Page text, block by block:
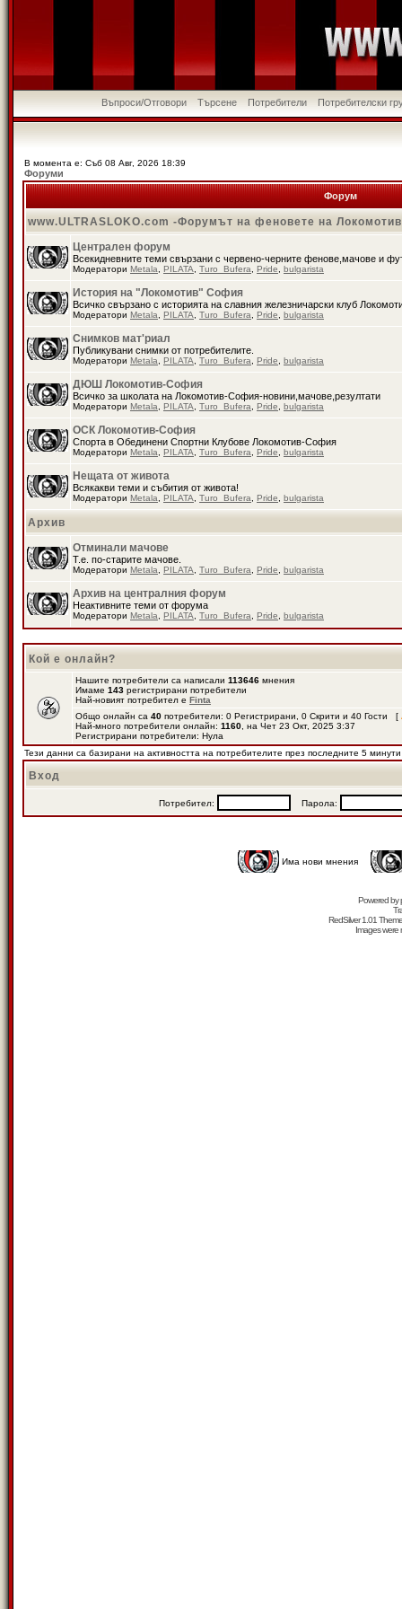
Въпроси/Отговори Търсене Потребители Потребителски
В момента е: Съб 08 Авг, 2026 18:39
Форуми
Форум
www.ULTRASLOKO.com -Форумът на феновете на
Централен форум
Всекидневните теми свързани с червено-черните фенове,мачове и
Модератори Metala PILATA Turo_Bufera Pride bulgarista
История на "Локомотив" София
Всичко свързано с историята на славния железничарски клуб
Модератори Metala PILATA Turo_Bufera Pride bulgarista
Снимков мат'риал
Публикувани снимки от потребителите.
Модератори Metala PILATA Turo_Bufera Pride bulgarista
ДЮШ Локомотив-София
Всичко за школата на Локомотив-София-новини,мачове,резултати
Модератори Metala PILATA Turo_Bufera Pride bulgarista
ОСК Локомотив-София
Спорта в Обединени Спортни Клубове Локомотив-София
Модератори Metala PILATA Turo_Bufera Pride bulgarista
Нещата от живота
Всякакви теми и събития от живота!
Модератори Metala PILATA Turo_Bufera Pride bulgarista
Архив
Отминали мачове
Т.е. по-старите мачове.
Модератори Metala PILATA Turo_Bufera Pride bulgarista
Архив на централния форум
Неактивните теми от форума
Модератори Metala PILATA Turo_Bufera Pride bulgarista
Кой е онлайн?
Нашите потребители са написали 113646 мнения
Имаме 143 регистрирани потребители
Най-новият потребител е Finta
Общо онлайн са 40 потребители: 0 Регистрирани, 0 Скрити и 40 Гости [
Най-много потребители онлайн: 1160 , на Чет 23 Окт, 2025 3:37
Регистрирани потребители: Нула
Тези данни са базирани на активността на потребителите през последните 5 минути
Вход
Потребител: Парола:
Има нови мнения
Powered by
RedSilver 1.01
Images were